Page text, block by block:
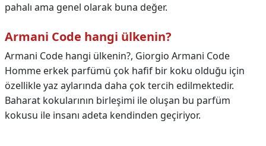
pahalı ama genel olarak buna değer.
Armani Code hangi ülkenin?
Armani Code hangi ülkenin?, Giorgio Armani Code
Homme erkek parfümü çok hafif bir koku olduğu için
özellikle yaz aylarında daha çok tercih edilmektedir.
Baharat kokularının birleşimi ile oluşan bu parfüm
kokusu ile insanı adeta kendinden geçiriyor.